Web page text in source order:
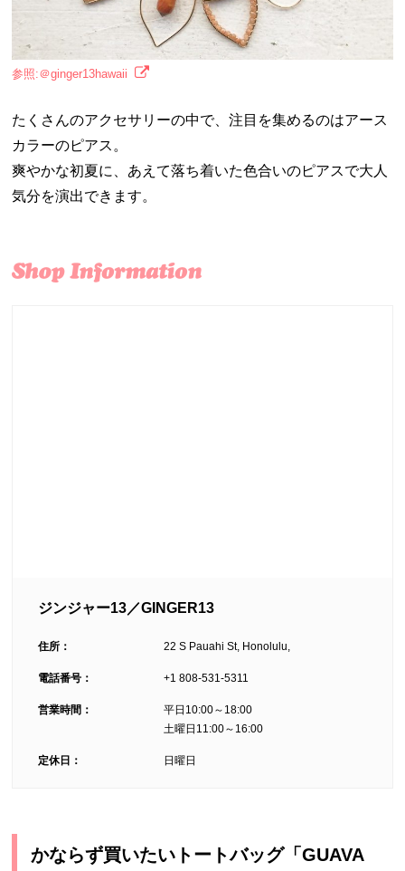
参照:＠ginger13hawaii
たくさんのアクセサリーの中で、注目を集めるのはアース
カラーのピアス。
爽やかな初夏に、あえて落ち着いた色合いのピアスで大人
気分を演出できます。
ジンジャー13／GINGER13
住所： 22 S Pauahi St, Honolulu,
電話番号： +1 808-531-5311
営業時間：
平日10:00～18:00
土曜日11:00～16:00
定休日： 日曜日
かならず買いたいトートバッグ「GUAVA